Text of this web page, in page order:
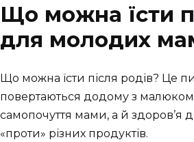
Що можна їсти
для молодих
Що можна їсти після родів? Це
повертаються додому з
самопочуття мами, а й здоров’я
«проти» різних продуктів.